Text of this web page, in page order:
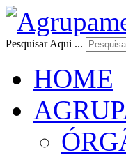
Pesquisar Aqui ...
HOME